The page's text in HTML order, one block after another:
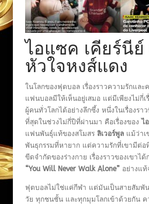
ไอแซค เคียร์นีย์
หัวใจหงส์แดง
ในโลกของฟุตบอล เรื่องราวความรักและ
แฟนบอลมีให้เห็นอยู่เสมอ แต่มีเพียงไม่กี่เ
ผู้คนทั่วโลกได้อย่างลึกซึ้ง หนึ่งในเรื่องรา
ที่สุดในช่วงไม่กี่ปีที่ผ่านมา คือเรื่องของ ไ
แฟนพันธุ์แท้ของสโมสร ลิเวอร์พูลแม้ว่าเ
พันธุกรรมที่หายาก แต่ความรักที่เขามีต่อ
ขีดจำกัดของร่างกาย เรื่องราวของเขา
“You Will Never Walk Alone”อย่างแท้
ฟุตบอลไม่ใช่แค่กีฬา แต่มันเป็นสายสัมพั
วัย ทุกชนชั้น และทุกมุมโลกเข้าด้วยกัน